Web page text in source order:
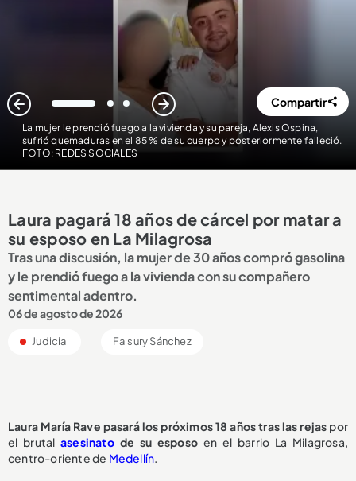
La mujer le prendió fuego a la vivienda y su pareja, Alexis Ospina,
sufrió quemaduras en el 85 % de su cuerpo y posteriormente falleció.
FOTO: REDES SOCIALES
1 2 3 Compartir
Laura pagará 18 años de cárcel por matar a
su esposo en La Milagrosa
Tras una discusión, la mujer de 30 años compró gasolina
y le prendió fuego a la vivienda con su compañero
sentimental adentro.
06 de agosto de 2026
Judicial Faisury Sánchez
Laura María Rave pasará lospróximos 18 añostras las rejas por
el brutalasesinatode su esposo en el barrio La Milagrosa,
centro-oriente de Medellín